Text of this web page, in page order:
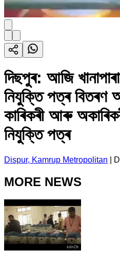
দিছপুৰ: আজি
নিযুক্তি পত্ৰ বিতৰণ
কাৰিকৰী আৰু
নিযুক্তি পত্ৰ
Dispur, Kamrup Metropolitan
MORE NEWS